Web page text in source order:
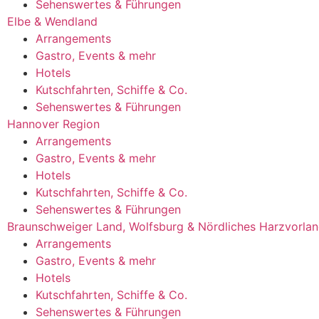
Sehenswertes & Führungen
Elbe & Wendland
Arrangements
Gastro, Events & mehr
Hotels
Kutschfahrten, Schiffe & Co.
Sehenswertes & Führungen
Hannover Region
Arrangements
Gastro, Events & mehr
Hotels
Kutschfahrten, Schiffe & Co.
Sehenswertes & Führungen
Braunschweiger Land, Wolfsburg & Nördliches
Arrangements
Gastro, Events & mehr
Hotels
Kutschfahrten, Schiffe & Co.
Sehenswertes & Führungen